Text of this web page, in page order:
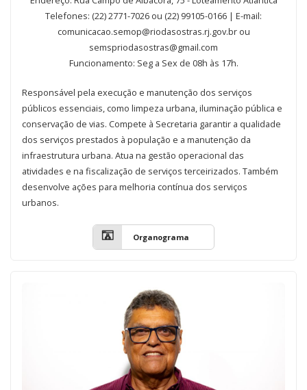
Telefones: (22) 2771-7026 ou (22) 99105-0166 | E-mail:
comunicacao.semop@riodasostras.rj.gov.br ou
semspriodasostras@gmail.com
Funcionamento: Seg a Sex de 08h às 17h.
Responsável pela execução e manutenção dos serviços
públicos essenciais, como limpeza urbana, iluminação pública e
conservação de vias. Compete à Secretaria garantir a qualidade
dos serviços prestados à população e a manutenção da
infraestrutura urbana. Atua na gestão operacional das
atividades e na fiscalização de serviços terceirizados. Também
desenvolve ações para melhoria contínua dos serviços
urbanos.
Organograma